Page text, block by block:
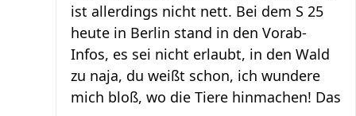
ist allerdings nicht nett. Bei dem S 25
heute in Berlin stand in den Vorab-
Infos, es sei nicht erlaubt, in den Wald
zu naja, du weißt schon, ich wundere
mich bloß, wo die Tiere hinmachen! Das